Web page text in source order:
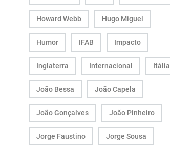
Howard Webb Hugo Miguel
Humor IFAB Impacto
Inglaterra Internacional Itália
João Bessa João Capela
João Gonçalves João Pinheiro
Jorge Faustino Jorge Sousa